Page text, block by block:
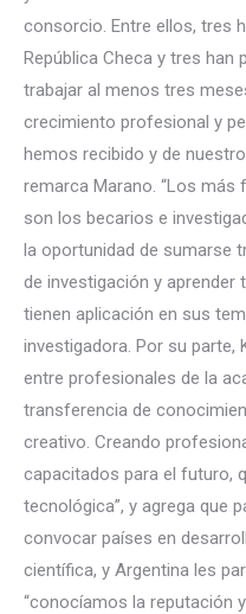
consorcio. Entre ellos, tres
República Checa y tres han
trabajar al menos tres
crecimiento profesional y
hemos recibido y de
remarca Marano. “Los
son los becarios e
la oportunidad de sumarse
de investigación y aprender
tienen aplicación en sus
investigadora. Por su parte,
entre profesionales de la
transferencia de
creativo. Creando
capacitados para el futuro,
tecnológica”, y agrega que
convocar países en
científica, y Argentina les
“conocíamos la reputación y